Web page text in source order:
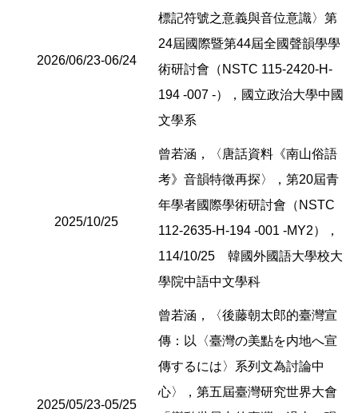
2026/06/23-06/24
標記符號之意義與音位意識〉第
24屆國際暨第44屆全國聲韻學學
術研討會（NSTC 115-2420-H-
194 -007 -），國立政治大學中國
文學系
2025/10/25
曾若涵，〈唐話資料《南山俗語
考》音韻特徵再探〉，第20屆青
年學者國際學術研討會（NSTC
112-2635-H-194 -001 -MY2），
114/10/25 韓國外國語大學校大
學院中語中文學科
2025/05/23-05/25
曾若涵，〈後藤朝太郎的臺灣宣
傳：以〈臺灣の美點を内地へ宣
傳するには〉系列文為討論中
心〉，第五屆臺灣研究世界大會